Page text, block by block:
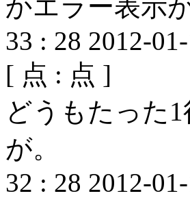
かエラー表示
33 : 28 2012-
[ 点 : 点 ]
どうもたった
が。
32 : 28 2012-